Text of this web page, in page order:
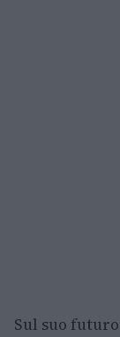
Sul suo